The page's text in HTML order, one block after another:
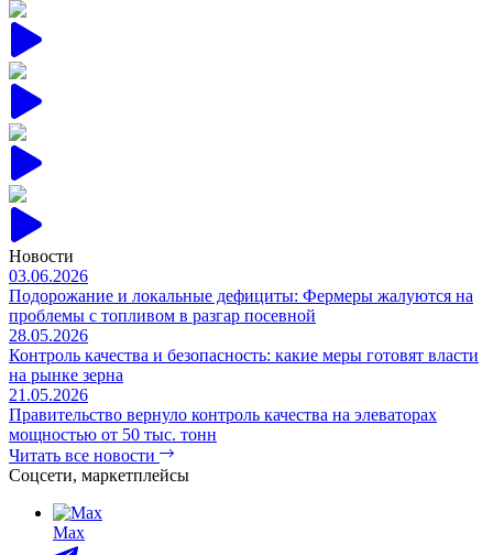
Новости
03.06.2026
Подорожание и локальные дефициты: Фермеры жалуются на
проблемы с топливом в разгар посевной
28.05.2026
Контроль качества и безопасность: какие меры готовят власти
на рынке зерна
21.05.2026
Правительство вернуло контроль качества на элеваторах
мощностью от 50 тыс. тонн
Читать все новости
Соцсети, маркетплейсы
Max